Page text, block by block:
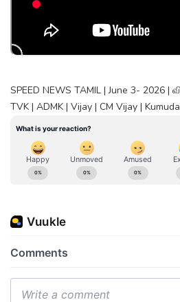
SPEED NEWS TAMIL | June 3- 2026 |
TVK | ADMK | Vijay | CM Vijay |